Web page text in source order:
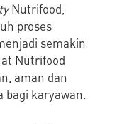
Nutrifood,
proses
semakin
Nutrifood
aman dan
karyawan.